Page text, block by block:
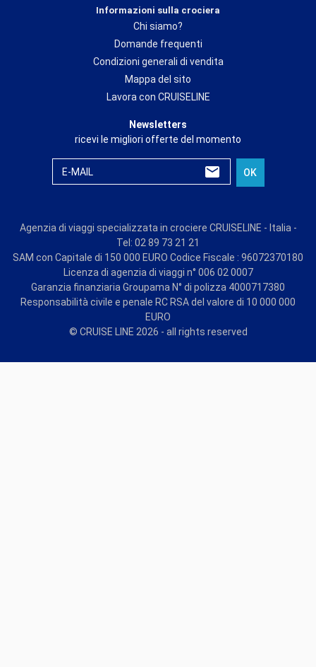
Informazioni sulla crociera
Chi siamo?
Domande frequenti
Condizioni generali di vendita
Mappa del sito
Lavora con CRUISELINE
Newsletters
ricevi le migliori offerte del momento
E-MAIL OK
Agenzia di viaggi specializzata in crociere CRUISELINE - Italia -
Tel: 02 89 73 21 21
SAM con Capitale di 150 000 EURO Codice Fiscale : 96072370180
Licenza di agenzia di viaggi n° 006 02 0007
Garanzia finanziaria Groupama N° di polizza 4000717380
Responsabilità civile e penale RC RSA del valore di 10 000 000
EURO
© CRUISE LINE 2026 - all rights reserved